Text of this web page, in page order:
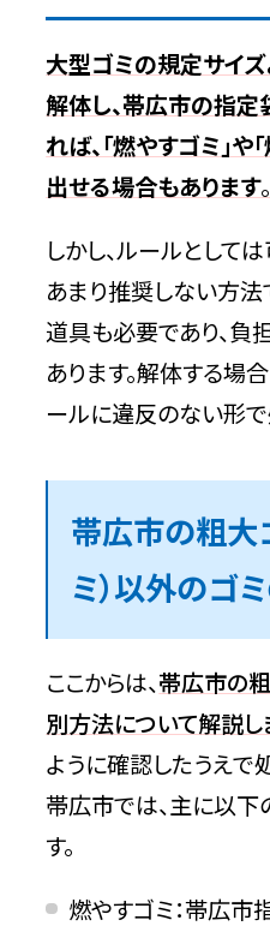
大型ゴミの規定サイズ
解体し、帯広市の指定
れば、「燃やすゴミ」や
出せる場合もあります。
しかし、ルールとして
あまり推奨しない方法
道具も必要であり、負
あります。解体する場
ールに違反のない形で
帯広市の粗大
ミ）以外のゴ
ここからは、帯広市の
別方法について解説し
ように確認したうえで
帯広市では、主に以
す。
燃やすゴミ：帯広市